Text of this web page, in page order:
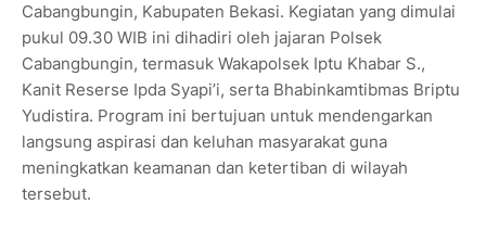
Cabangbungin, Kabupaten Bekasi. Kegiatan yang dimulai
pukul 09.30 WIB ini dihadiri oleh jajaran Polsek
Cabangbungin, termasuk Wakapolsek Iptu Khabar S.,
Kanit Reserse Ipda Syapi’i, serta Bhabinkamtibmas Briptu
Yudistira. Program ini bertujuan untuk mendengarkan
langsung aspirasi dan keluhan masyarakat guna
meningkatkan keamanan dan ketertiban di wilayah
tersebut.